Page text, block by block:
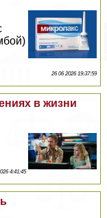
26 06 2026 19:37:59
в жизни
4:41:45